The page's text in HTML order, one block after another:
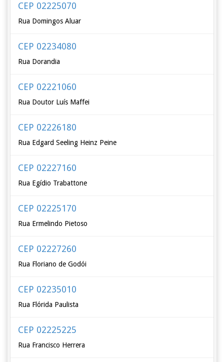
CEP 02225070
Rua Domingos Aluar
CEP 02234080
Rua Dorandia
CEP 02221060
Rua Doutor Luís Maffei
CEP 02226180
Rua Edgard Seeling Heinz Peine
CEP 02227160
Rua Egídio Trabattone
CEP 02225170
Rua Ermelindo Pietoso
CEP 02227260
Rua Floriano de Godói
CEP 02235010
Rua Flórida Paulista
CEP 02225225
Rua Francisco Herrera